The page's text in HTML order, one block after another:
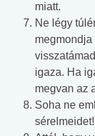
miatt.
Ne légy
igaza. Ha
megvan az
Soha ne
sérelmeidet!